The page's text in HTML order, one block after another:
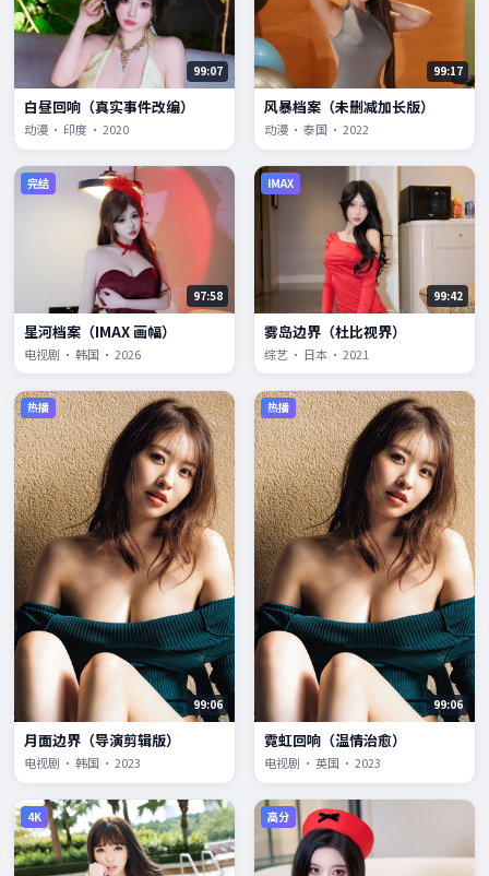
99:07
白昼回响（真实事件改编）
动漫 · 印度 · 2020
99:17
风暴档案（未删减加长版）
动漫 · 泰国 · 2022
完结
97:58
星河档案（IMAX 画幅）
电视剧 · 韩国 · 2026
IMAX
99:42
雾岛边界（杜比视界）
综艺 · 日本 · 2021
热播
99:06
月面边界（导演剪辑版）
电视剧 · 韩国 · 2023
热播
99:06
霓虹回响（温情治愈）
电视剧 · 英国 · 2023
4K 高分